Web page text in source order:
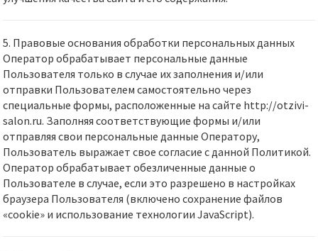
5. Правовые основания обработки персональных данных
Оператор обрабатывает персональные данные
Пользователя только в случае их заполнения и/или
отправки Пользователем самостоятельно через
специальные формы, расположенные на сайте http://otzivi-
salon.ru. Заполняя соответствующие формы и/или
отправляя свои персональные данные Оператору,
Пользователь выражает свое согласие с данной Политикой.
Оператор обрабатывает обезличенные данные о
Пользователе в случае, если это разрешено в настройках
браузера Пользователя (включено сохранение файлов
«cookie» и использование технологии JavaScript).